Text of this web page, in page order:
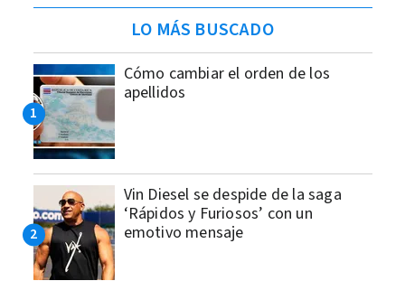
LO MÁS BUSCADO
Cómo cambiar el orden de los
apellidos
Vin Diesel se despide de la saga
‘Rápidos y Furiosos’ con un
emotivo mensaje